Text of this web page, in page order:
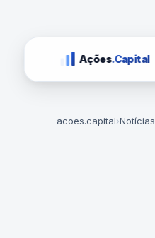
Ações.Capital
acoes.capital›Notícias